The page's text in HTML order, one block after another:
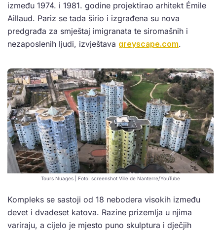
između 1974. i 1981. godine projektirao arhitekt Émile
Aillaud. Pariz se tada širio i izgrađena su nova
predgrađa za smještaj imigranata te siromašnih i
nezaposlenih ljudi, izvještava greyscape.com.
Tours Nuages | Foto: screenshot Ville de Nanterre/YouTube
Kompleks se sastoji od 18 nebodera visokih između
devet i dvadeset katova. Razine prizemlja u njima
variraju, a cijelo je mjesto puno skulptura i dječjih